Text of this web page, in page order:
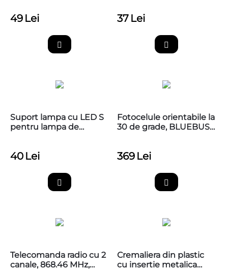
49 Lei
PLA6
37 Lei
Suport lampa cu LED S
pentru lampa de
40 Lei
Fotocelule orientabile la
30 de grade, BLUEBUS,
369 Lei
Telecomanda radio cu 2
canale, 868.46 MHz,
Cremaliera din plastic
cu insertie metalica